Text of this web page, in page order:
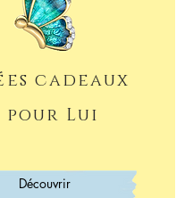
cadeaux
pour Lui
Découvrir